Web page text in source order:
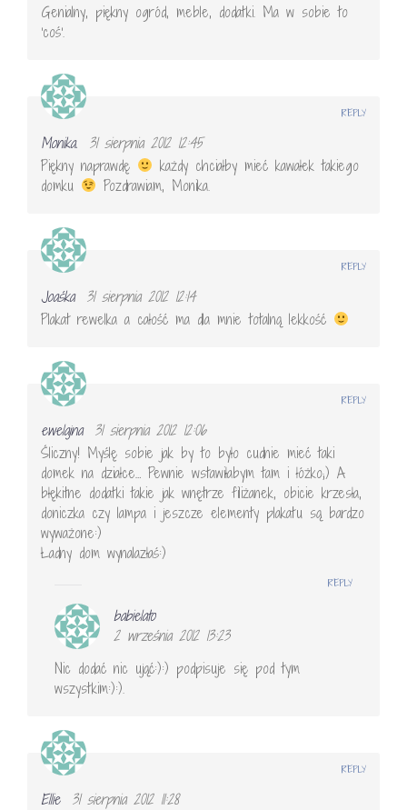
Genialny, piękny ogród, meble, dodatki. Ma w sobie to
'coś'.
Monika.
31 sierpnia 2012 12:45
Piękny naprawdę
każdy chciałby mieć kawałek takiego
domku
Pozdrawiam, Monika.
REPLY
Joaśka
31 sierpnia 2012 12:14
Plakat rewelka a całość ma dla mnie totalną lekkość
REPLY
ewelajna
31 sierpnia 2012 12:06
Śliczny! Myślę sobie jak by to było cudnie mieć taki
domek na działce… Pewnie wstawiłabym tam i łóżko;) A
błękitne dodatki takie jak wnętrze filiżanek, obicie krzesła,
doniczka czy lampa i jeszcze elementy plakatu są bardzo
wyważone:)
Ładny dom wynalazłaś:)
REPLY
babielato
2 września 2012 13:23
Nic dodać nic ująć:):) podpisuje się pod tym
wszystkim:):).
REPLY
Ellie
31 sierpnia 2012 11:28
REPLY